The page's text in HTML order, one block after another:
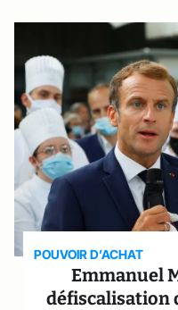
POUVOIR D’ACHAT
Emmanuel
défiscalisation